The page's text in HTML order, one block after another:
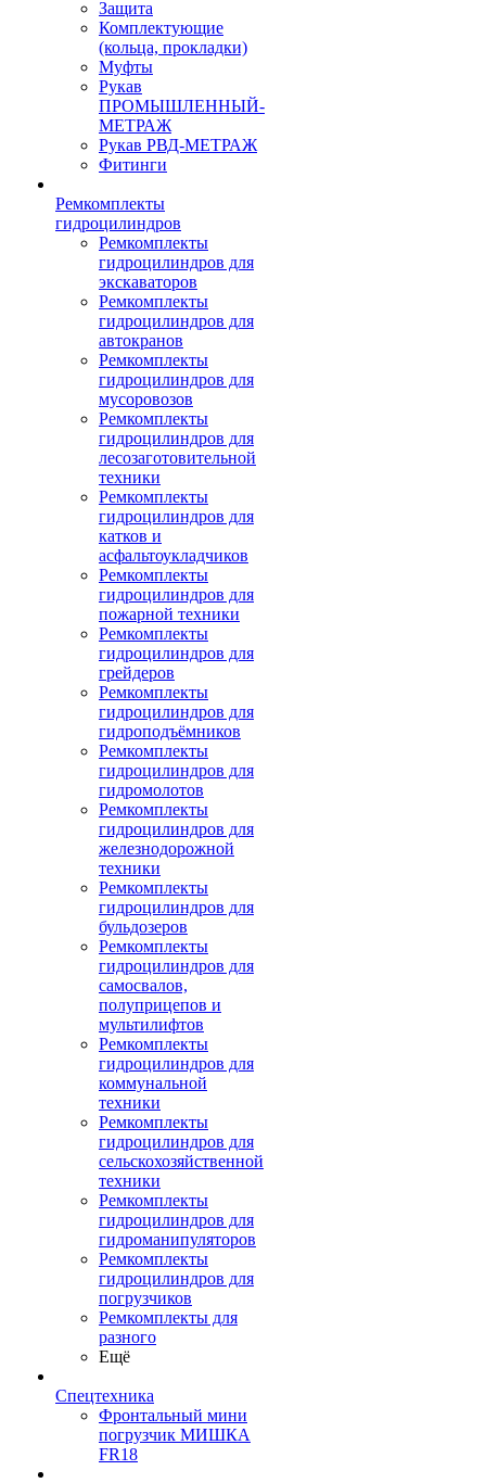
Защита
Комплектующие
(кольца, прокладки)
Муфты
Рукав
ПРОМЫШЛЕННЫЙ-
МЕТРАЖ
Рукав РВД-МЕТРАЖ
Фитинги
Ремкомплекты
гидроцилиндров
Ремкомплекты
гидроцилиндров для
экскаваторов
Ремкомплекты
гидроцилиндров для
автокранов
Ремкомплекты
гидроцилиндров для
мусоровозов
Ремкомплекты
гидроцилиндров для
лесозаготовительной
техники
Ремкомплекты
гидроцилиндров для
катков и
асфальтоукладчиков
Ремкомплекты
гидроцилиндров для
пожарной техники
Ремкомплекты
гидроцилиндров для
грейдеров
Ремкомплекты
гидроцилиндров для
гидроподъёмников
Ремкомплекты
гидроцилиндров для
гидромолотов
Ремкомплекты
гидроцилиндров для
железнодорожной
техники
Ремкомплекты
гидроцилиндров для
бульдозеров
Ремкомплекты
гидроцилиндров для
самосвалов,
полуприцепов и
мультилифтов
Ремкомплекты
гидроцилиндров для
коммунальной
техники
Ремкомплекты
гидроцилиндров для
сельскохозяйственной
техники
Ремкомплекты
гидроцилиндров для
гидроманипуляторов
Ремкомплекты
гидроцилиндров для
погрузчиков
Ремкомплекты для
разного
Ещё
Спецтехника
Фронтальный мини
погрузчик МИШКА
FR18